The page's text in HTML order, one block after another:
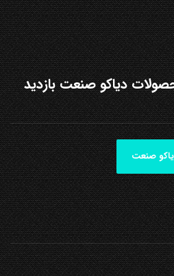
دیاکو صنعت بازدید
صنعت